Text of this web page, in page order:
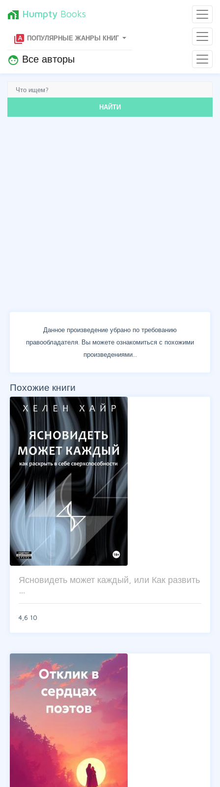
home_work Humpty Books
type_specimen ПОПУЛЯРНЫЕ ЖАНРЫ КНИГ
face Все авторы
НАЙТИ
Данное произведение убрано по требованию
правообладателя. Вы можете ознакомиться с похожими
произведениями...
Похожие книги
Ясновидеть может каждый, или Как развить
…
4,6 10